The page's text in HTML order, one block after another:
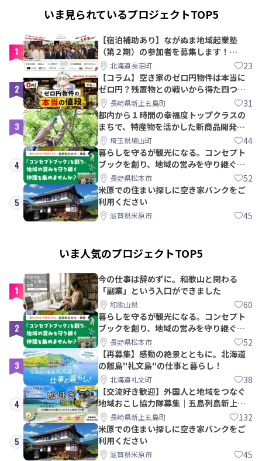
いま見られているプロジェクトTOP5
1
【宿泊補助あり】ながぬま地域起業塾
（第２期）の参加者を募集します！
【8/21〆】
北海道長沼町 23
2
【コラム】空き家のゼロ円物件は本当に
ゼロ円？残置物との戦いから得た四つの
教訓｜新上五島町
長崎県新上五島町 31
3
都内から１時間の幸福度トップクラスの
まちで、特産物を活かした新商品開発＆
PRメンバー募集！
埼玉県鳩山町 44
4
暮らしを守るが観光になる。コンセプト
ブックを創り、地域の営みを守り継ぐ仲
間を集めませんか？
長野県松本市 52
5
米原での住まい探しに空き家バンクをご
利用ください
滋賀県米原市 45
いま人気のプロジェクトTOP5
1
今の仕事は辞めずに。和歌山と関わる
「副業」という入口ができました
和歌山県 60
2
暮らしを守るが観光になる。コンセプト
ブックを創り、地域の営みを守り継ぐ仲
間を集めませんか？
長野県松本市 52
3
【再募集】感動の絶景とともに。北海道
の離島"礼文島"の仕事と暮らし！
北海道礼文町 38
4
【交流好き歓迎】外国人と地域をつなぐ
地域おこし協力隊募集｜五島列島新上五
島町長崎県新上五島町 132
5
米原での住まい探しに空き家バンクをご
利用ください
滋賀県米原市 45